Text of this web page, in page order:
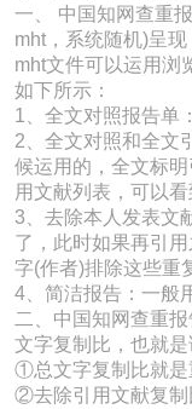
一、 中国知网查重
mht，系统随机)呈现
mht文件可以运用浏
如下所示：
1、全文对照报告单
2、全文对照和全文
候运用的，全文标
用文献列表，可以
3、去除本人发表文
了，此时如果再引
字(作者)排除这些重
4、简洁报告：一般
二、中国知网查重
文字复制比，也就是
①总文字复制比就是
②去除引用文献复制